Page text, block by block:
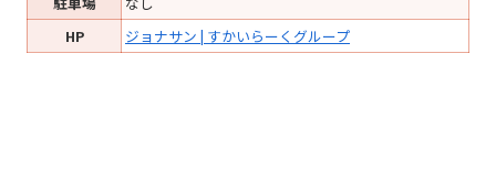
HP
ジョナサン | すかいらーくグループ